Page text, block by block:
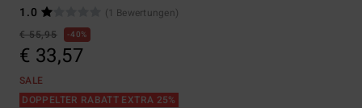
1.0
(1 Bewertungen)
€ 55,95
40%
€ 33,57
SALE
DOPPELTER RABATT EXTRA 25%